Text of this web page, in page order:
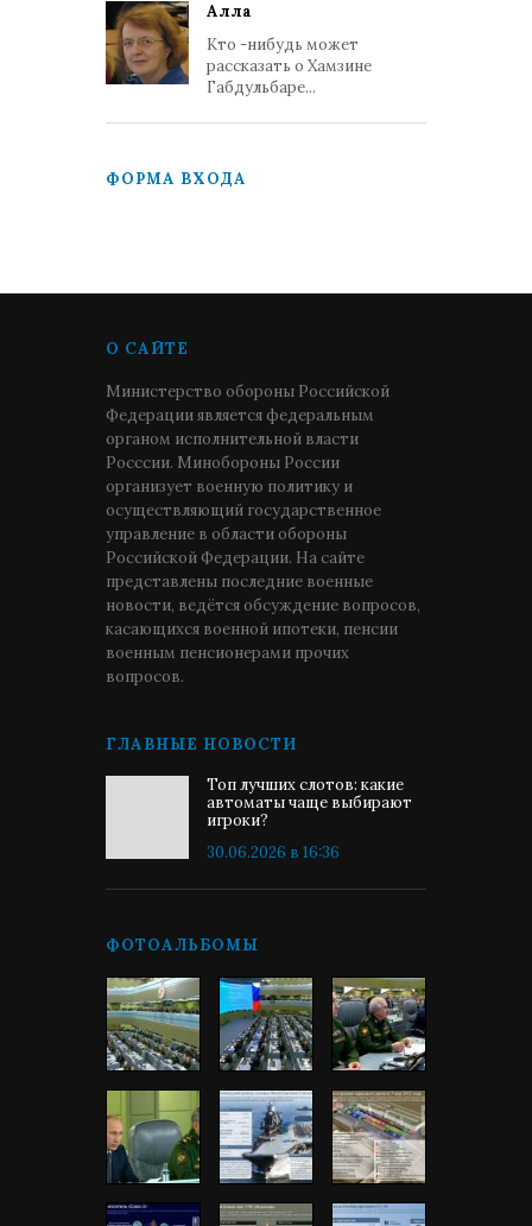
Алла
Кто -нибудь может
рассказать о Хамзине
Габдульбаре...
ФОРМА ВХОДА
О САЙТЕ
Министерство обороны Российской
Федерации является федеральным
органом исполнительной власти
Росссии. Минобороны России
организует военную политику и
осуществляющий государственное
управление в области обороны
Российской Федерации. На сайте
представлены последние военные
новости, ведётся обсуждение вопросов,
касающихся военной ипотеки, пенсии
военным пенсионерами прочих
вопросов.
ГЛАВНЫЕ НОВОСТИ
Топ лучших слотов: какие
автоматы чаще выбирают
игроки?
30.06.2026 в 16:36
ФОТОАЛЬБОМЫ